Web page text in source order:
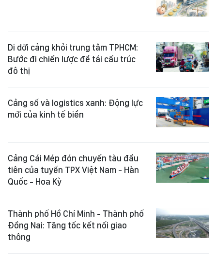
Di dời cảng khỏi trung tâm TPHCM:
Bước đi chiến lược để tái cấu trúc
đô thị
Cảng số và logistics xanh: Động lực
mới của kinh tế biển
Cảng Cái Mép đón chuyến tàu đầu
tiên của tuyến TPX Việt Nam - Hàn
Quốc - Hoa Kỳ
Thành phố Hồ Chí Minh - Thành phố
Đồng Nai: Tăng tốc kết nối giao
thông